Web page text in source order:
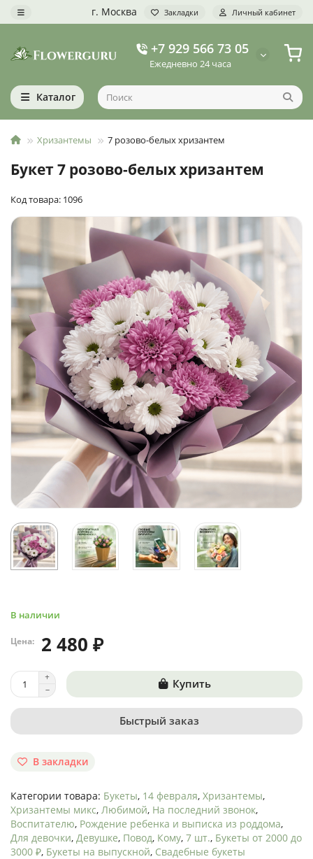
г. Москва Закладки Личный кабинет
+7 929 566 73 05
Ежедневно 24 часа
Каталог
Хризантемы 7 розово-белых хризантем
Букет 7 розово-белых хризантем
Код товара: 1096
В наличии
Цена: 2 480 ₽
Купить
Быстрый заказ
В закладки
Категории товара: Букеты, 14 февраля, Хризантемы,
Хризантемы микс, Любимой, На последний звонок,
Воспитателю, Рождение ребенка и выписка из роддома,
Для девочки, Девушке, Повод, Кому, 7 шт., Букеты от 2000 до
3000 ₽, Букеты на выпускной, Свадебные букеты